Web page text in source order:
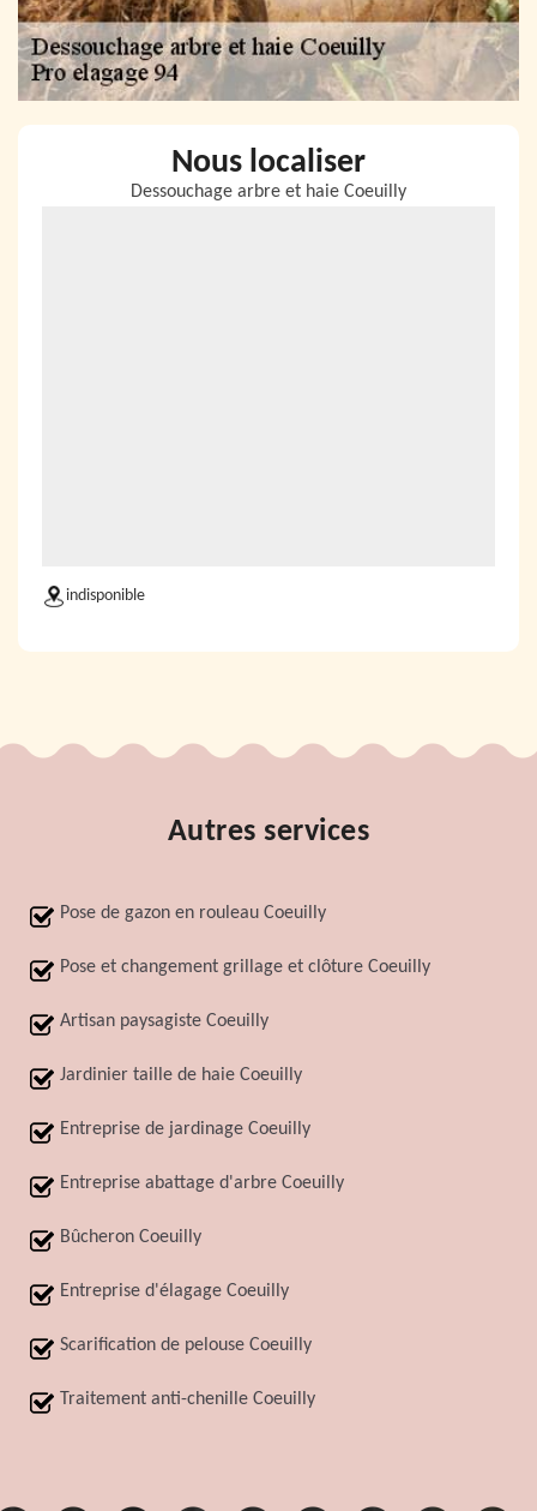
Nous localiser
Dessouchage arbre et haie Coeuilly
indisponible
Autres services
Pose de gazon en rouleau Coeuilly
Pose et changement grillage et clôture Coeuilly
Artisan paysagiste Coeuilly
Jardinier taille de haie Coeuilly
Entreprise de jardinage Coeuilly
Entreprise abattage d'arbre Coeuilly
Bûcheron Coeuilly
Entreprise d'élagage Coeuilly
Scarification de pelouse Coeuilly
Traitement anti-chenille Coeuilly